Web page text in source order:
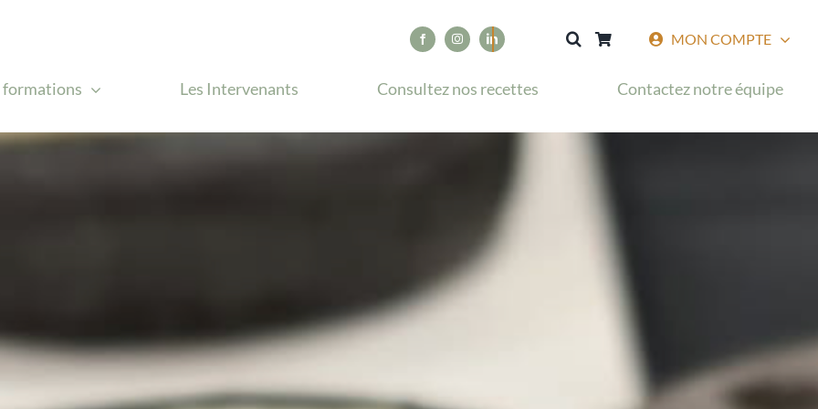
MON COMPTE
formations Les Intervenants Consultez nos recettes Contactez notre équipe